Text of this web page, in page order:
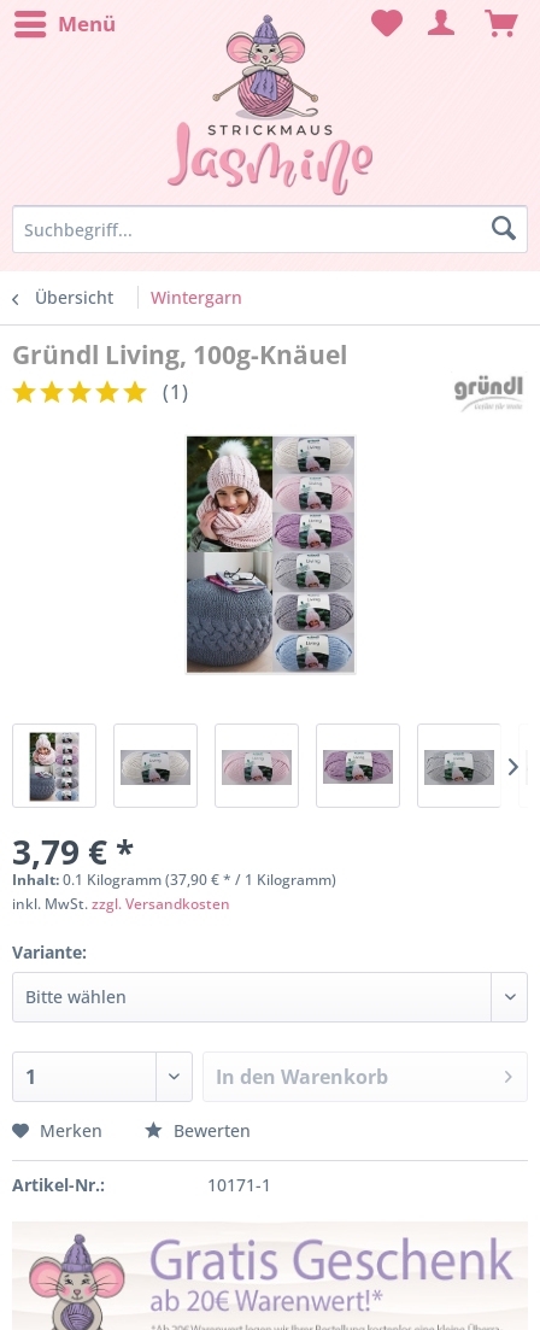
Menü
Übersicht Wintergarn
Gründl Living, 100g-Knäuel
(1)
3,79 € *
Inhalt:0.1 Kilogramm (37,90 € * / 1 Kilogramm)
inkl. MwSt.zzgl. Versandkosten
Variante:
In den Warenkorb
Merken Bewerten
Artikel-Nr.: 10171-1